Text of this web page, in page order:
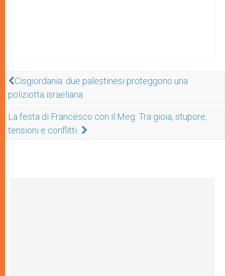
Cisgiordania: due palestinesi proteggono una
poliziotta israeliana
La festa di Francesco con il Meg. Tra gioia, stupore,
tensioni e conflitti...